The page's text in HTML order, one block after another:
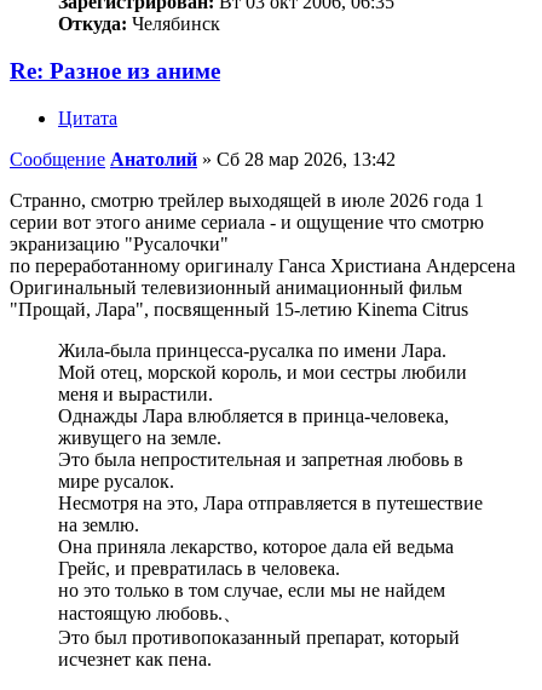
Откуда: Челябинск
Re: Разное из аниме
Цитата
Сообщение Анатолий » Сб 28 мар 2026, 13:42
Странно, смотрю трейлер выходящей в июле 2026 года 1
серии вот этого аниме сериала - и ощущение что смотрю
экранизацию "Русалочки"
по переработанному оригиналу Ганса Христиана Андерсена
Оригинальный телевизионный анимационный фильм
"Прощай, Лара", посвященный 15-летию Kinema Citrus
Жила-была принцесса-русалка по имени Лара.
Мой отец, морской король, и мои сестры любили
меня и вырастили.
Однажды Лара влюбляется в принца-человека,
живущего на земле.
Это была непростительная и запретная любовь в
мире русалок.
Несмотря на это, Лара отправляется в путешествие
на землю.
Она приняла лекарство, которое дала ей ведьма
Грейс, и превратилась в человека.
но это только в том случае, если мы не найдем
настоящую любовь.、
Это был противопоказанный препарат, который
исчезнет как пена.